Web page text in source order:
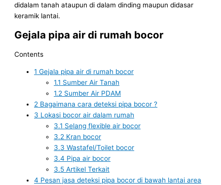
didalam tanah ataupun di dalam dinding maupun didasar
keramik lantai.
Gejala pipa air di rumah bocor
Contents
1 Gejala pipa air di rumah bocor
1.1 Sumber Air Tanah
1.2 Sumber Air PDAM
2 Bagaimana cara deteksi pipa bocor ?
3 Lokasi bocor air dalam rumah
3.1 Selang flexible air bocor
3.2 Kran bocor
3.3 Wastafel/Toilet bocor
3.4 Pipa air bocor
3.5 Artikel Terkait
4 Pesan jasa deteksi pipa bocor di bawah lantai area